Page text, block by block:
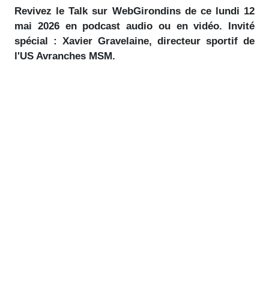
Revivez le Talk sur WebGirondins de ce lundi 12
mai 2026 en podcast audio ou en vidéo. Invité
spécial : Xavier Gravelaine, directeur sportif de
l'US Avranches MSM.